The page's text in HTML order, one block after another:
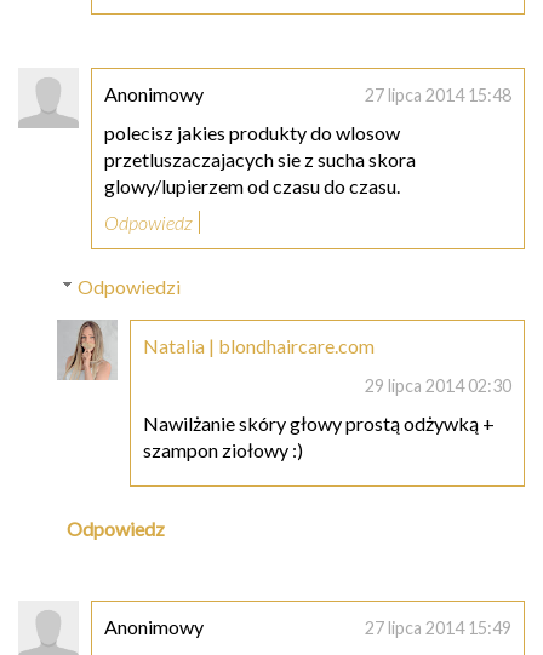
Anonimowy 27 lipca 2014 15:48
polecisz jakies produkty do wlosow
przetluszaczajacych sie z sucha skora
glowy/lupierzem od czasu do czasu.
Odpowiedz
Odpowiedzi
Natalia | blondhaircare.com
29 lipca 2014 02:30
Nawilżanie skóry głowy prostą odżywką +
szampon ziołowy :)
Odpowiedz
Anonimowy 27 lipca 2014 15:49